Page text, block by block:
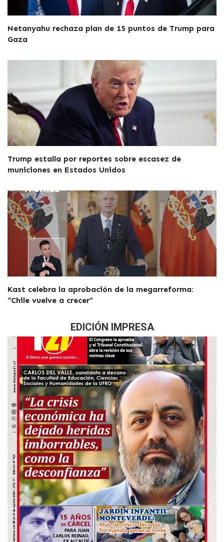
Netanyahu rechaza plan de 15 puntos de Trump para
Gaza
Trump estalla por reportes sobre escasez de
municiones en Estados Unidos
Kast celebra la aprobación de la megarreforma:
“Chile vuelve a crecer”
EDICIÓN IMPRESA